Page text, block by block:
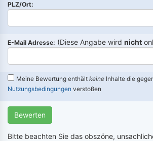
PLZ/Ort:
E-Mail Adresse: (Diese Angabe wird nicht
Meine Bewertung enthält keine Inhalte die
Nutzungsbedingungen verstoßen
Bewerten
Bitte beachten Sie das obszöne,